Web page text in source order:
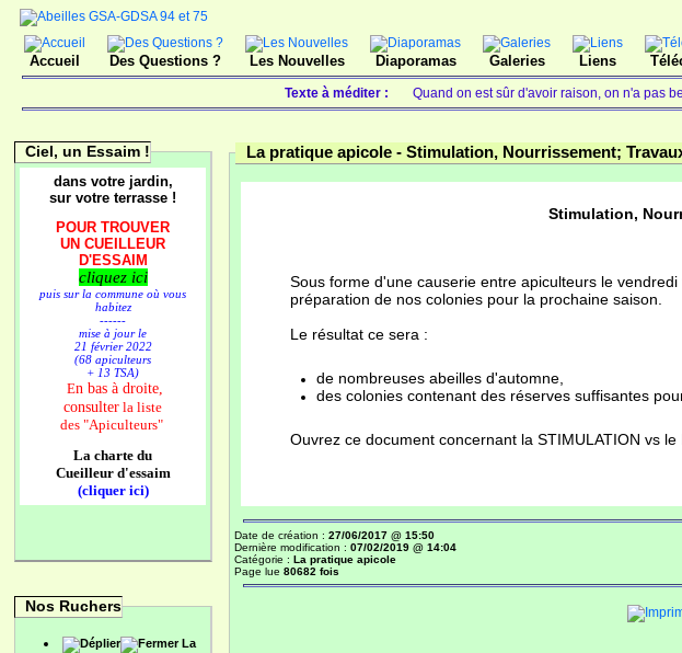
Accueil Des Questions ? Les Nouvelles Diaporamas Galeries Liens
Texte à méditer : Quand on est sûr d'avoir raison, on n'a pas
Ciel, un Essaim !
dans votre jardin,
sur votre terrasse !
POUR TROUVER
UN CUEILLEUR
D'ESSAIM
cliquez ici
puis sur la commune où vous
habitez
------
mise à jour le
21 février 2022
(68 apiculteurs
+ 13 TSA)
En bas à droite,
consulter la liste
des "Apiculteurs"
La charte du
Cueilleur d'essaim
(cliquer ici)
Nos Ruchers
La
La pratique apicole - Stimulation, Nourrissement;
Stimulation,
Sous forme d'une causerie entre apiculteurs le
préparation de nos colonies pour la prochaine saison.
Le résultat ce sera :
de nombreuses abeilles d'automne,
des colonies contenant des réserves suffisantes
Ouvrez ce document concernant la STIMULATION vs le
Date de création : 27/06/2017 @ 15:50
Dernière modification : 07/02/2019 @ 14:04
Catégorie : La pratique apicole
Page lue 80682 fois